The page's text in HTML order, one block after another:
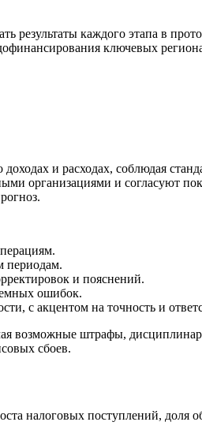
результаты каждого этапа в
ключевых
и расходах, соблюдая
организациями и согласуют
периодам.
и пояснений.
ошибок.
с акцентом на точность и
возможные штрафы,
сбоев.
налоговых поступлений, доля